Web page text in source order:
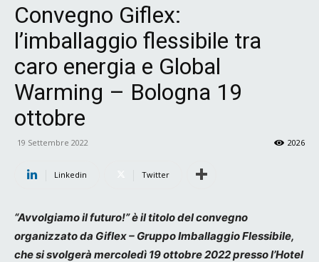
Convegno Giflex:
l’imballaggio flessibile tra
caro energia e Global
Warming – Bologna 19
ottobre
19 Settembre 2022 2026
Linkedin Twitter
“Avvolgiamo il futuro!” è il titolo del convegno
organizzato da Giflex – Gruppo Imballaggio Flessibile,
che si svolgerà mercoledì 19 ottobre 2022 presso l’Hotel